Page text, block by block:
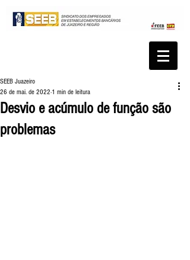
Desvio e acúmulo de função são
problemas
SEEB Juazeiro
26 de mai. de 2022 1 min de leitura